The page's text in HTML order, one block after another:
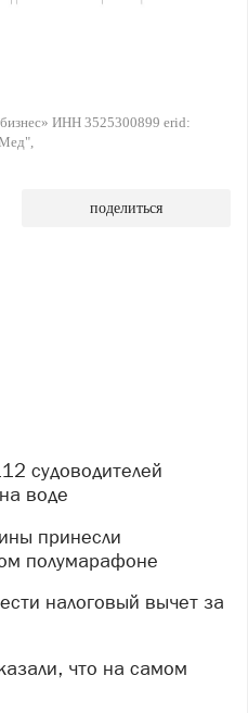
ИНН 3525300899 erid:
поделиться
воде
полумарафоне